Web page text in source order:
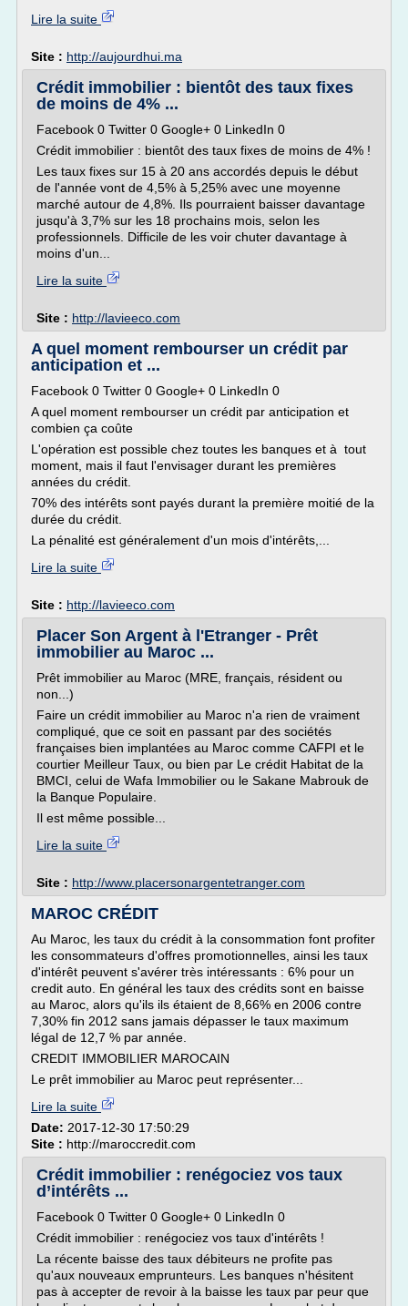
Lire la suite
Site : http://aujourdhui.ma
Crédit immobilier : bientôt des taux fixes
de moins de 4% ...
Facebook 0 Twitter 0 Google+ 0 LinkedIn 0
Crédit immobilier : bientôt des taux fixes de moins de 4% !
Les taux fixes sur 15 à 20 ans accordés depuis le début
de l'année vont de 4,5% à 5,25% avec une moyenne
marché autour de 4,8%. Ils pourraient baisser davantage
jusqu'à 3,7% sur les 18 prochains mois, selon les
professionnels. Difficile de les voir chuter davantage à
moins d'un...
Lire la suite
Site : http://lavieeco.com
A quel moment rembourser un crédit par
anticipation et ...
Facebook 0 Twitter 0 Google+ 0 LinkedIn 0
A quel moment rembourser un crédit par anticipation et
combien ça coûte
L'opération est possible chez toutes les banques et à tout
moment, mais il faut l'envisager durant les premières
années du crédit.
70% des intérêts sont payés durant la première moitié de la
durée du crédit.
La pénalité est généralement d'un mois d'intérêts,...
Lire la suite
Site : http://lavieeco.com
Placer Son Argent à l'Etranger - Prêt
immobilier au Maroc ...
Prêt immobilier au Maroc (MRE, français, résident ou
non...)
Faire un crédit immobilier au Maroc n'a rien de vraiment
compliqué, que ce soit en passant par des sociétés
françaises bien implantées au Maroc comme CAFPI et le
courtier Meilleur Taux, ou bien par Le crédit Habitat de la
BMCI, celui de Wafa Immobilier ou le Sakane Mabrouk de
la Banque Populaire.
Il est même possible...
Lire la suite
Site : http://www.placersonargentetranger.com
MAROC CRÉDIT
Au Maroc, les taux du crédit à la consommation font profiter
les consommateurs d'offres promotionnelles, ainsi les taux
d'intérêt peuvent s'avérer très intéressants : 6% pour un
credit auto. En général les taux des crédits sont en baisse
au Maroc, alors qu'ils ils étaient de 8,66% en 2006 contre
7,30% fin 2012 sans jamais dépasser le taux maximum
légal de 12,7 % par année.
CREDIT IMMOBILIER MAROCAIN
Le prêt immobilier au Maroc peut représenter...
Lire la suite
Date: 2017-12-30 17:50:29
Site : http://maroccredit.com
Crédit immobilier : renégociez vos taux
d’intérêts ...
Facebook 0 Twitter 0 Google+ 0 LinkedIn 0
Crédit immobilier : renégociez vos taux d'intérêts !
La récente baisse des taux débiteurs ne profite pas
qu'aux nouveaux emprunteurs. Les banques n'hésitent
pas à accepter de revoir à la baisse les taux par peur que